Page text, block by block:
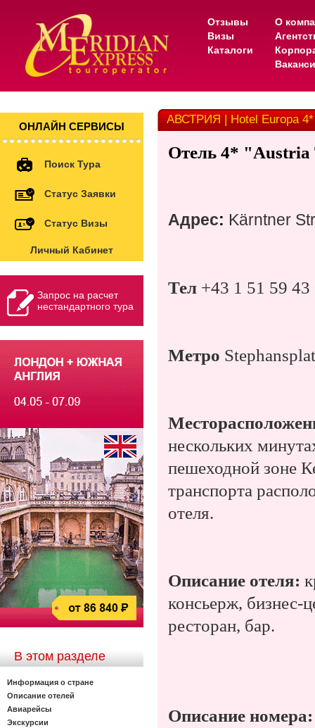
Отзывы
Визы
Каталоги
О
ОНЛАЙН СЕРВИСЫ
Поиск Тура
Статус Заявки
Статус Визы
Личный Кабинет
Запрос на расчет
нестандартного тура
В этом разделе
Информация о стране
Описание отелей
Авиарейсы
Экскурсии
АВСТРИЯ | Hotel Europa 4*
Отель 4* "Austria
Адрес: Kärntner
Тел +43 1 51 59 43
Метро
нескольких
пешеходной зоне
транспорта
отеля.
Описание отеля:
консьерж, бизнес-
ресторан, бар.
Описание номера: